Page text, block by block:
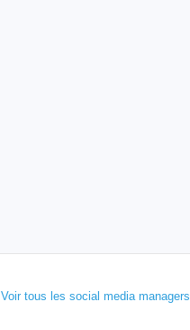
Voir tous les social media managers